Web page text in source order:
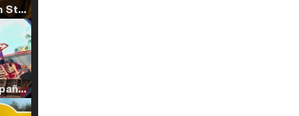
Tráiler 'North Star' (2023)
Tráiler en español de 'La isla olvidada'